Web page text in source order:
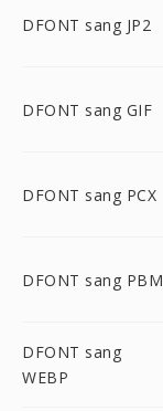
DFONT sang JP2
DFONT sang GIF
DFONT sang PCX
DFONT sang PBM
DFONT sang
WEBP